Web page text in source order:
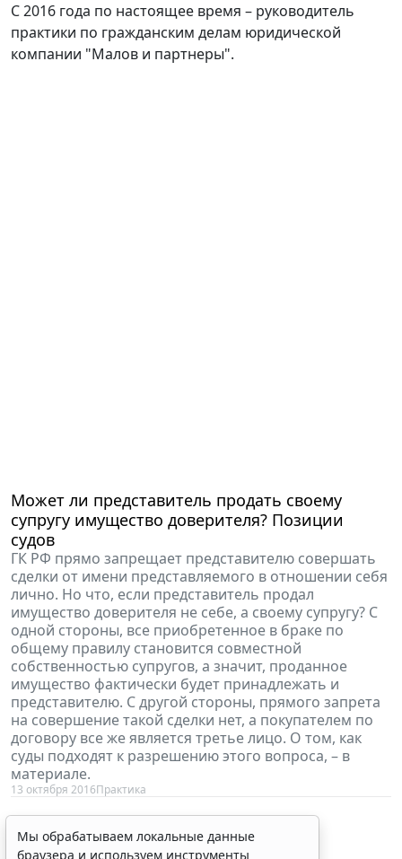
С 2016 года по настоящее время – руководитель
практики по гражданским делам юридической
компании "Малов и партнеры".
Может ли представитель продать своему
супругу имущество доверителя? Позиции
судов
ГК РФ прямо запрещает представителю совершать
сделки от имени представляемого в отношении себя
лично. Но что, если представитель продал
имущество доверителя не себе, а своему супругу? С
одной стороны, все приобретенное в браке по
общему правилу становится совместной
собственностью супругов, а значит, проданное
имущество фактически будет принадлежать и
представителю. С другой стороны, прямого запрета
на совершение такой сделки нет, а покупателем по
договору все же является третье лицо. О том, как
суды подходят к разрешению этого вопроса, – в
материале.
13 октября 2016Практика
Мы обрабатываем локальные данные
браузера и используем инструменты